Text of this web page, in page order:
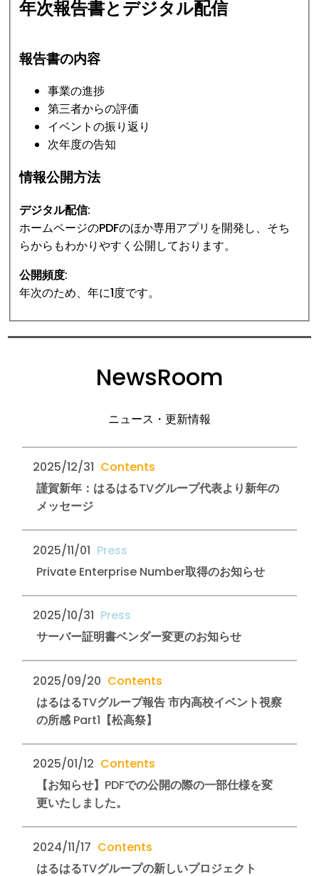
年次報告書とデジタル配信
報告書の内容
事業の進捗
第三者からの評価
イベントの振り返り
次年度の告知
情報公開方法
デジタル配信:
ホームページのPDFのほか専用アプリを開発し、そち
らからもわかりやすく公開しております。
公開頻度:
年次のため、年に1度です。
NewsRoom
ニュース・更新情報
2025/12/31
謹賀新年：はるはるTVグループ代表より新年の
メッセージ
2025/11/01
Private Enterprise Number取得のお知らせ
2025/10/31
サーバー証明書ベンダー変更のお知らせ
2025/09/20
はるはるTVグループ報告 市内高校イベント視察
の所感 Part1【松高祭】
2025/01/12
【お知らせ】PDFでの公開の際の一部仕様を変
更いたしました。
2024/11/17
はるはるTVグループの新しいプロジェクト